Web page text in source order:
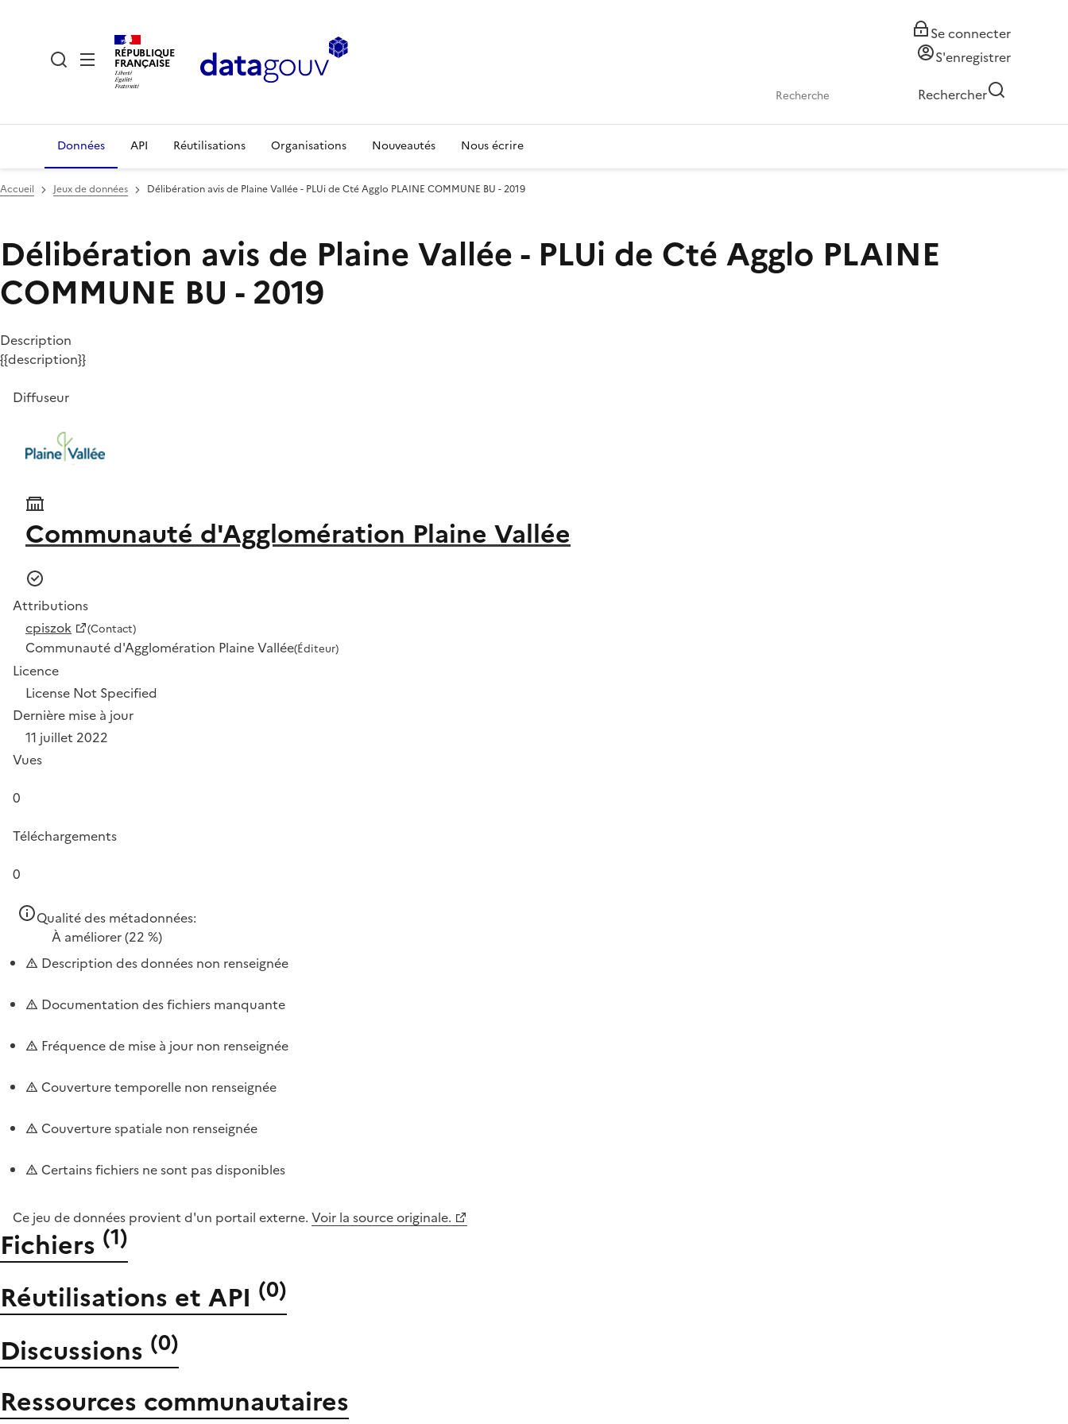
RÉPUBLIQUE
FRANÇAISE
Se connecter
S'enregistrer
Rechercher
Données API Réutilisations Organisations Nouveautés Nous écrire
Accueil Jeux de données Délibération avis de Plaine Vallée - PLUi de Cté Agglo PLAINE COMMUNE BU - 2019
Délibération avis de Plaine Vallée - PLUi de Cté Agglo PLAINE
COMMUNE BU - 2019
Description
{{description}}
Diffuseur
Communauté d'Agglomération Plaine Vallée
Attributions
cpiszok
(Contact)
Communauté d'Agglomération Plaine Vallée(Éditeur)
Licence
License Not Specified
Dernière mise à jour
11 juillet 2022
Vues
0
Téléchargements
0
Qualité des métadonnées:
À améliorer(22 %)
Description des données non renseignée
Documentation des fichiers manquante
Fréquence de mise à jour non renseignée
Couverture temporelle non renseignée
Couverture spatiale non renseignée
Certains fichiers ne sont pas disponibles
Ce jeu de données provient d'un portail externe. Voir la source originale.
Fichiers (1)
Réutilisations et API (0)
Discussions (0)
Ressources communautaires